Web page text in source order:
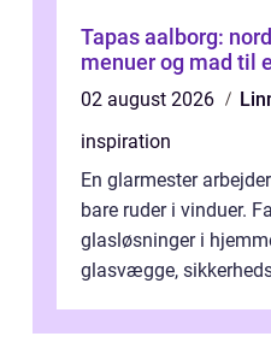
Tapas aalborg:
menuer og mad til
02 august 2026
inspiration
En glarmester
bare ruder i vinduer.
glasløsninger i
glasvægge,